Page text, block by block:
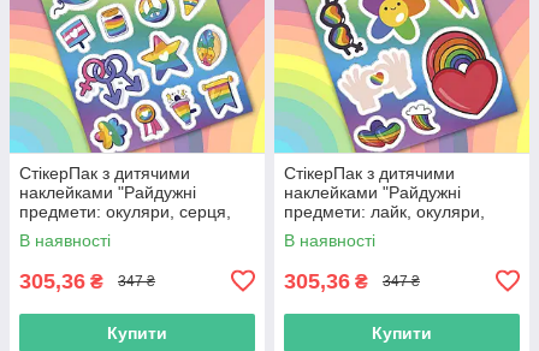
СтікерПак з дитячими
наклейками "Райдужні
предмети: окуляри, серця,
зірка, чашка, прапор, квітка"
В наявності
305,36 ₴ 347 ₴
Купити
СтікерПак з дитячими
наклейками "Райдужні
предмети: лайк, окуляри,
серце, веселка, квітка,
блискавка"
В наявності
305,36 ₴ 347 ₴
Купити